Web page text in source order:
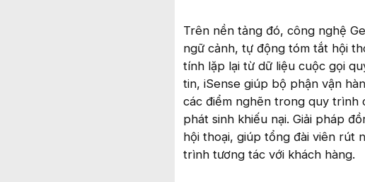
Trên nền tảng đó, công nghệ
ngữ cảnh, tự động tóm tắt hội
tính lặp lại từ dữ liệu cuộc gọi
tin, iSense giúp bộ phận vận
các điểm nghẽn trong quy trình
phát sinh khiếu nại. Giải pháp
hội thoại, giúp tổng đài viên rút
trình tương tác với khách hàng.